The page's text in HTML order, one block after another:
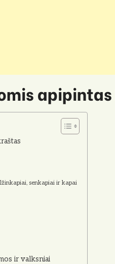
senkapiai ir kapai
ir valksniai